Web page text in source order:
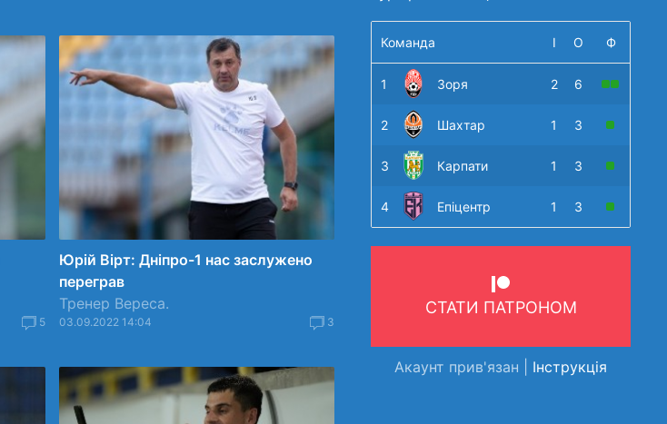
5
Юрій Вірт: Дніпро-1 нас заслужено
переграв
Тренер Вереса.
03.09.2022 14:04 3
Команда І О Ф
1 Зоря 2 6
2 Шахтар 1 3
3 Карпати 1 3
4 Епіцентр 1 3
СТАТИ ПАТРОНОМ
Акаунт прив'язан | Інструкція